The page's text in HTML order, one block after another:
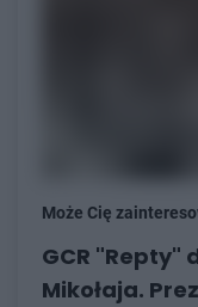
Może Cię
GCR "Repty"
Mikołaja.